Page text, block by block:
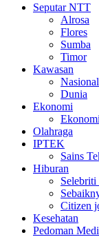
Seputar NTT
Alrosa
Flores
Sumba
Timor
Kawasan
Nasional
Dunia
Ekonomi
Olahraga
IPTEK
Sains
Hiburan
Citizen
Kesehatan
Pedoman